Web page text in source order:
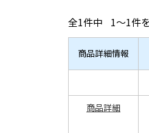
全1件中 1～1件
商品詳細情報
商品詳細